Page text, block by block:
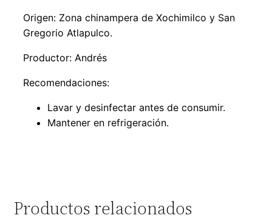
Origen: Zona chinampera de Xochimilco y San
Gregorio Atlapulco.
Productor: Andrés
Recomendaciones:
Lavar y desinfectar antes de consumir.
Mantener en refrigeración.
Productos relacionados